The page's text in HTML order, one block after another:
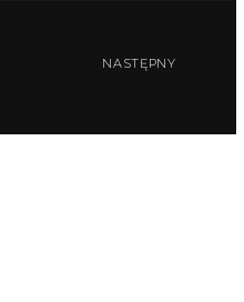
NASTĘPNY